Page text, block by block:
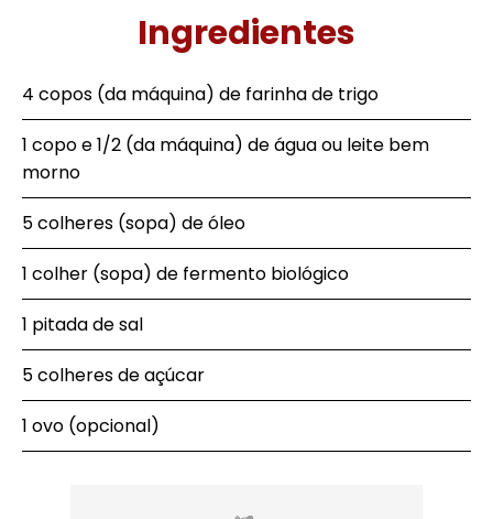
Ingredientes
4 copos (da máquina) de farinha de trigo
1 copo e 1/2 (da máquina) de água ou leite bem
morno
5 colheres (sopa) de óleo
1 colher (sopa) de fermento biológico
1 pitada de sal
5 colheres de açúcar
1 ovo (opcional)